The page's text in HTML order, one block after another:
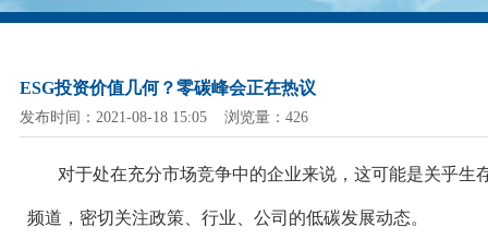
ESG投资价值几何？零碳峰会正在热议
发布时间：2021-08-18 15:05 浏览量：426
对于处在充分市场竞争中的企业来说，这可能是关乎生
频道，密切关注政策、行业、公司的低碳发展动态。